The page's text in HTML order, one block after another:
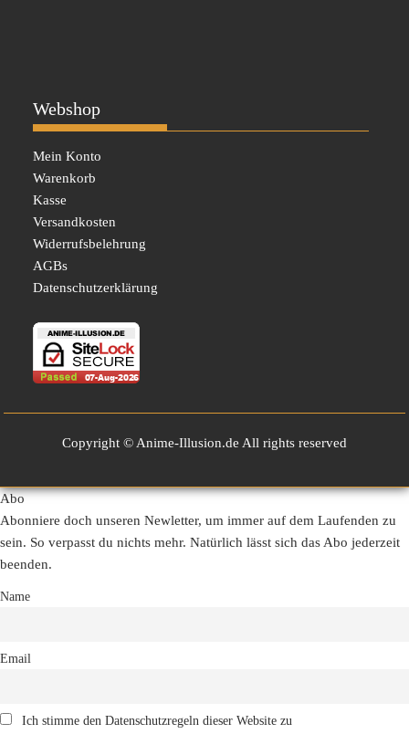
Webshop
Mein Konto
Warenkorb
Kasse
Versandkosten
Widerrufsbelehrung
AGBs
Datenschutzerklärung
Copyright © Anime-Illusion.de All rights reserved
Abo
Abonniere doch unseren Newletter, um immer auf dem Laufenden zu
sein. So verpasst du nichts mehr. Natürlich lässt sich das Abo jederzeit
beenden.
Name
Email
Ich stimme den Datenschutzregeln dieser Website zu